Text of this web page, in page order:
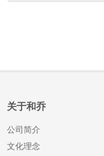
关于和乔
公司简介
文化理念